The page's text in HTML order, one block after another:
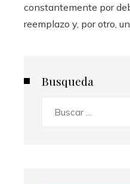
constantemente por
reemplazo y, por otro,
Busqueda